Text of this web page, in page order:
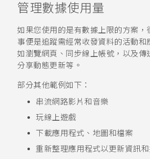
應用程式
支援服務
登入
管理數據使用量
如果您使用的是有數據上限的方案，
事便是追蹤需經常收發資料的活動和
如瀏覽網頁、同步線上帳號，以及傳
分享動態更新等。
部分其他範例如下：
串流網路影片和音樂
玩線上遊戲
下載應用程式、地圖和檔案
重新整理應用程式以更新資訊